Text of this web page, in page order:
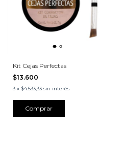
Kit Cejas Perfectas
$13.600
3 x $4.533,33 sin interés
Comprar